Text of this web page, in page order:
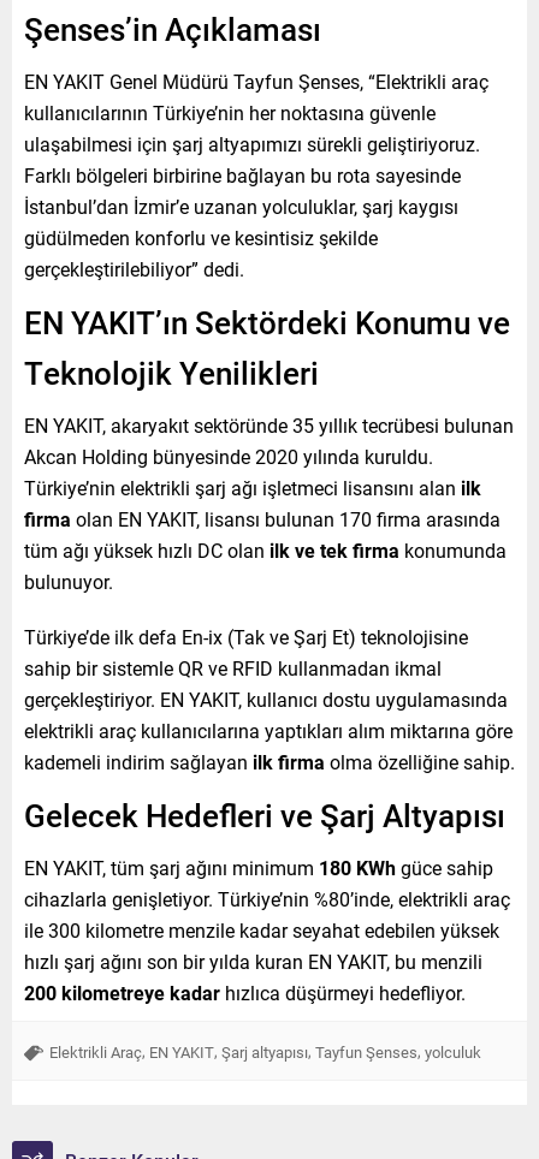
Şenses’in Açıklaması
EN YAKIT Genel Müdürü Tayfun Şenses, “Elektrikli araç
kullanıcılarının Türkiye’nin her noktasına güvenle
ulaşabilmesi için şarj altyapımızı sürekli geliştiriyoruz.
Farklı bölgeleri birbirine bağlayan bu rota sayesinde
İstanbul’dan İzmir’e uzanan yolculuklar, şarj kaygısı
güdülmeden konforlu ve kesintisiz şekilde
gerçekleştirilebiliyor” dedi.
EN YAKIT’ın Sektördeki Konumu ve
Teknolojik Yenilikleri
EN YAKIT, akaryakıt sektöründe 35 yıllık tecrübesi bulunan
Akcan Holding bünyesinde 2020 yılında kuruldu.
Türkiye’nin elektrikli şarj ağı işletmeci lisansını alan ilk
firma olan EN YAKIT, lisansı bulunan 170 firma arasında
tüm ağı yüksek hızlı DC olan ilk ve tek firma konumunda
bulunuyor.
Türkiye’de ilk defa En-ix (Tak ve Şarj Et) teknolojisine
sahip bir sistemle QR ve RFID kullanmadan ikmal
gerçekleştiriyor. EN YAKIT, kullanıcı dostu uygulamasında
elektrikli araç kullanıcılarına yaptıkları alım miktarına göre
kademeli indirim sağlayan ilk firma olma özelliğine sahip.
Gelecek Hedefleri ve Şarj Altyapısı
EN YAKIT, tüm şarj ağını minimum 180 KWhgüce sahip
cihazlarla genişletiyor. Türkiye’nin %80’inde, elektrikli araç
ile 300 kilometre menzile kadar seyahat edebilen yüksek
hızlı şarj ağını son bir yılda kuran EN YAKIT, bu menzili
200 kilometreye kadar hızlıca düşürmeyi hedefliyor.
Elektrikli Araç, EN YAKIT, Şarj altyapısı, Tayfun Şenses, yolculuk